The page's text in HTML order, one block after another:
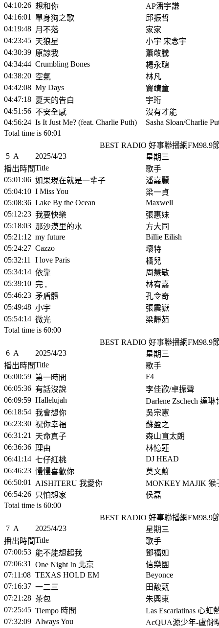
04:10:26 想和你
AP潘宇謙
04:16:01
單身狗之歌
邱振哲
04:19:48 月不落
家家
04:23:45 天狼星
小宇 宋念宇
04:30:39 原諒我
蕭敬騰
04:34:44 Crumbling Bones
楊永聰
04:38:20 空氣
林凡
04:42:08 My Days
竇靖童
04:47:18 夏天的告白
宇珩
04:51:56 不安全感
沒有才能
04:56:24 Is It Just Me? (feat. Charlie Puth)
Sasha Sloan/Charlie
Total time is 60:01
BEST RADIO 好事聯播網FM98.9
5 A 2025/4/23
星期三
播出時間Title
歌手
05:01:06 如果現在就是一輩子
潘嘉麗
05:04:10 I Miss You
梁一貞
05:08:36 Lake By the Ocean
Maxwell
05:12:23 我要快樂
張惠妹
05:18:03 那沙漠里的水
方大同
05:21:12 my future
Billie Eilish
05:24:27 Cazzo
壞特
05:32:11
I love Paris
橘兒
05:34:14 依靠
周慧敏
05:39:10 完 ,
林宥嘉
05:46:23 矛盾體
孔令奇
05:49:48 小宇
張震嶽
05:54:14 微光
梁靜茹
Total time is 60:00
BEST RADIO 好事聯播網FM98.9
6 A 2025/4/23
星期三
播出時間Title
歌手
06:00:59 第一時間
F4
06:05:36 有話沒說
李佳歡/卓振聲
06:09:59 Hallelujah
Darlene Zschech 達琳
06:18:54 我會想你
吳宗憲
06:23:30 祝你幸福
蘇盈之
06:31:21
天命真子
森山直太朗
06:36:36 理由
林憶蓮
06:41:14 七仔紅桃
DJ HEAD
06:46:23 慢慢喜歡你
莫文蔚
06:50:01
AISHITERU 我愛你
MONKEY MAJIK 猴
06:54:26 只怕想家
侯磊
Total time is 60:00
BEST RADIO 好事聯播網FM98.9
7 A 2025/4/23
星期三
播出時間Title
歌手
07:00:53 能不能想起我
鄧福如
07:06:31
One Night In 北京
信樂團
07:11:08 TEXAS HOLD EM
Beyonce
07:16:37 一二三
田馥甄
07:21:28 茶包
朱興東
07:25:45 Tiempo 時間
Las Escarlatinas 心虹
07:32:09 Always You AcQUA源少年-盧佾